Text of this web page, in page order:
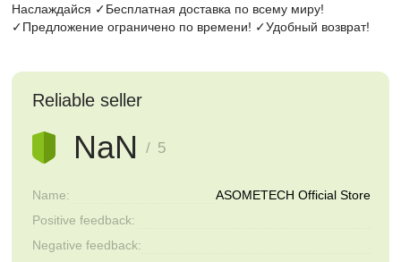
Наслаждайся ✓Бесплатная доставка по всему миру!
✓Предложение ограничено по времени! ✓Удобный возврат!
Reliable seller
NaN / 5
Name:
ASOMETECH Official Store
Positive feedback:
Negative feedback: